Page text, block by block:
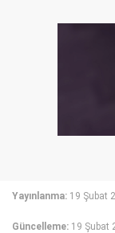
Yayınlanma: 19 Şubat
Güncelleme: 19 Şubat